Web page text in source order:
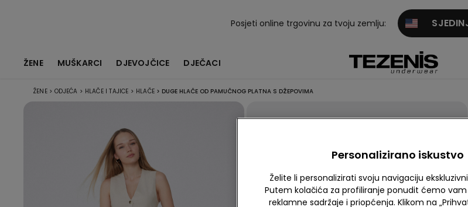
Posjeti online trgovinu za tvoju zemlju:
ŽENE MUŠKARCI DJEVOJČICE DJEČACI
ŽENE > ODJEĆA > HLAČE I TAJICE > HLAČE > DUGE HLAČE OD PAMUČNOG PLATNA S DŽEPOVIMA
Personalizirano iskustvo
Želite li personalizirati svoju navigaciju
Putem kolačića za profiliranje ponudit ćemo vam
reklamne sadržaje i priopćenja. Klikom na